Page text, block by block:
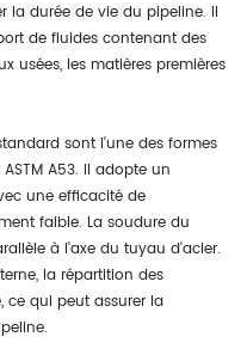
la durée de vie du pipeline. Il
de fluides contenant des
usées, les matières premières
sont l'une des formes
A53. Il adopte un
une efficacité de
faible. La soudure du
à l'axe du tuyau d'acier.
la répartition des
ce qui peut assurer la